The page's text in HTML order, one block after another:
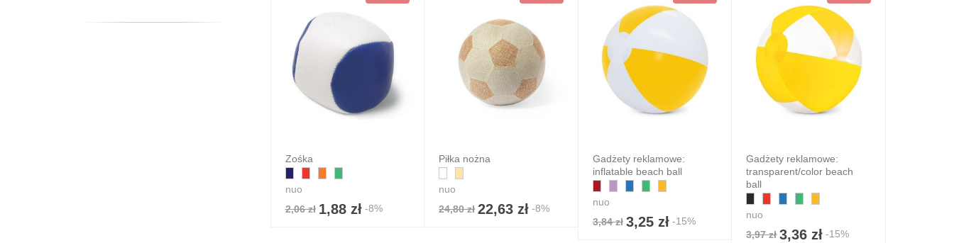
Zośka
nuo
2,06 zł 1,88 zł-8%
Piłka nożna
nuo
24,80 zł 22,63 zł -8%
Gadżety reklamowe:
inflatable beach ball
nuo
3,84 zł 3,25 zł-15%
Gadżety reklamowe:
transparent/color beach
ball
nuo
3,97 zł 3,36 zł -15%